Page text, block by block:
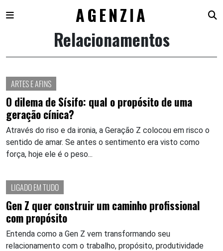
content
AGENZIA
Relacionamentos
ARTES E AFINS
O dilema de Sísifo: qual o propósito de uma
geração cínica?
Através do riso e da ironia, a Geração Z colocou em risco o
sentido de amar. Se antes o sentimento era visto como
força, hoje ele é o peso...
LIGADO EM TUDO
Gen Z quer construir um caminho profissional
com propósito
Entenda como a Gen Z vem transformando seu
relacionamento com o trabalho, propósito, produtividade